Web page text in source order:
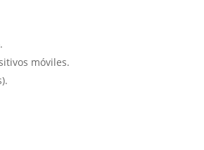
móviles.